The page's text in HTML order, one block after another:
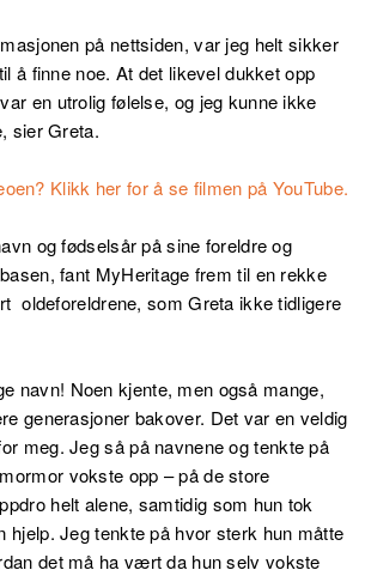
på nettsiden, var jeg helt sikker
å finne noe. At det likevel dukket opp
en utrolig følelse, og jeg kunne ikke
sier Greta.
Klikk her for å se filmen på YouTube.
og fødselsår på sine foreldre og
fant MyHeritage frem til en rekke
oldeforeldrene, som Greta ikke tidligere
navn! Noen kjente, men også mange,
generasjoner bakover. Det var en veldig
meg. Jeg så på navnene og tenkte på
vokste opp – på de store
helt alene, samtidig som hun tok
hjelp. Jeg tenkte på hvor sterk hun måtte
det må ha vært da hun selv vokste